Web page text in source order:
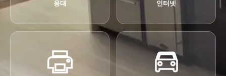
응대 인터넷